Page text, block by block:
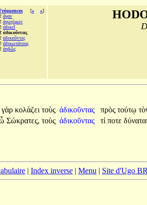
[« »]
ἄγαν
ἀγωγίμων
ἀδικεῖ
ἀδικοῦντας
ἀδικοῦντες
ἀδικωτάτους
ἀηδῶς
γὰρ κολάζει τοὺς ἀδικοῦντας πρὸς τούτῳ
Σώκρατες, τοὺς ἀδικοῦντας τί ποτε
| Index inverse | Menu | Site d'Ugo